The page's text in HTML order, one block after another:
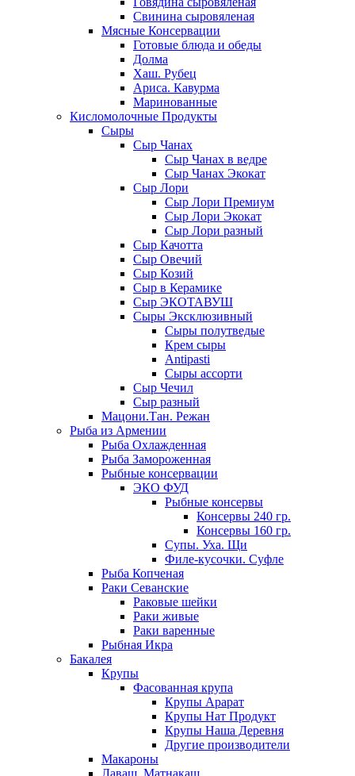
Свинина сыровяленая
Мясные Консервации
Готовые блюда и обеды
Долма
Хаш. Рубец
Ариса. Кавурма
Маринованные
Кисломолочные Продукты
Сыры
Сыр Чанах
Сыр Чанах в ведре
Сыр Чанах Экокат
Сыр Лори
Сыр Лори Премиум
Сыр Лори Экокат
Сыр Лори разный
Сыр Качотта
Сыр Овечий
Сыр Козий
Сыр в Керамике
Сыр ЭКОТАВУШ
Сыры Эксклюзивный
Сыры полутведые
Крем сыры
Antipasti
Сыры ассорти
Сыр Чечил
Сыр разный
Мацони.Тан. Режан
Рыба из Армении
Рыба Охлажденная
Рыба Замороженная
Рыбные консервации
ЭКО ФУД
Рыбные консервы
Консервы 240 гр.
Консервы 160 гр.
Супы. Уха. Щи
Филе-кусочки. Суфле
Рыба Копченая
Раки Севанские
Раковые шейки
Раки живые
Раки варенные
Рыбная Икра
Бакалея
Крупы
Фасованная крупа
Крупы Арарат
Крупы Нат Продукт
Крупы Наша Деревня
Другие производители
Макароны
Лаваш. Матнакаш